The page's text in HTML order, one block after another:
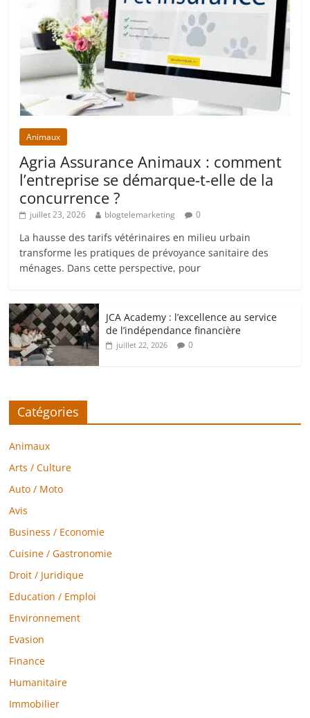
Animaux
Agria Assurance Animaux : comment
l’entreprise se démarque-t-elle de la
concurrence ?
juillet 23, 2026 blogtelemarketing 0
La hausse des tarifs vétérinaires en milieu urbain
transforme les pratiques de prévoyance sanitaire des
ménages. Dans cette perspective, pour
JCA Academy : l’excellence au service
de l’indépendance financière
juillet 22, 2026 0
Catégories
Animaux
Arts / Culture
Auto / Moto
Avis
Business / Economie
Cuisine / Gastronomie
Droit / Juridique
Education / Emploi
Environnement
Evasion
Finance
Humanitaire
Immobilier